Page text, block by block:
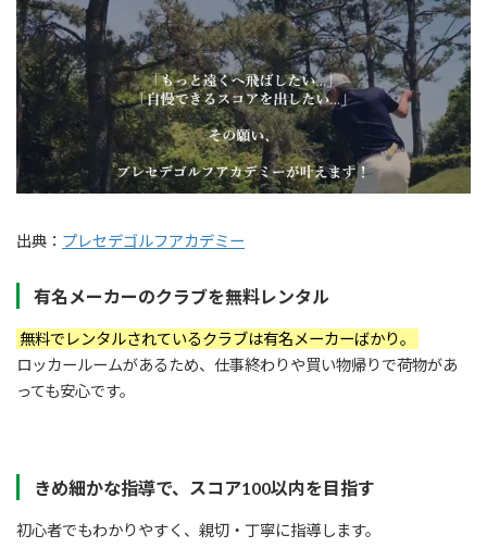
出典： プレセデゴルフアカデミー
有名メーカーのクラブを無料レンタル
無料でレンタルされているクラブは有名メーカーばかり。
ロッカールームがあるため、仕事終わりや買い物帰りで荷物があ
っても安心です。
きめ細かな指導で、スコア100以内を目指す
初心者でもわかりやすく、親切・丁寧に指導します。